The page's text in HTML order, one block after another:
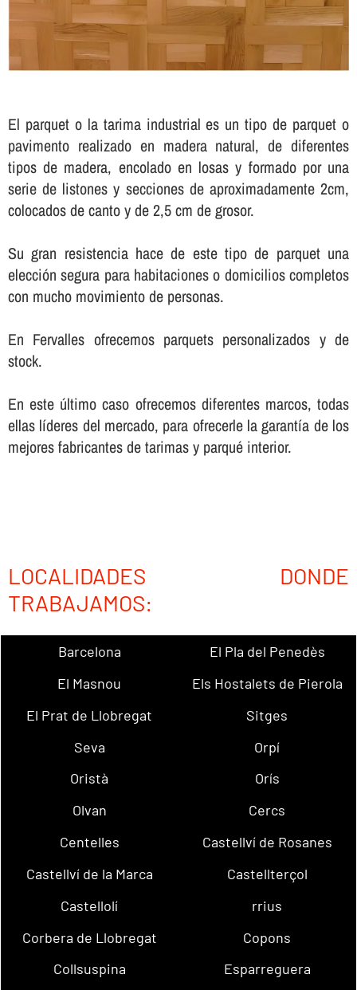
El parquet o la tarima industrial es un tipo de parquet o
pavimento realizado en madera natural, de diferentes
tipos de madera, encolado en losas y formado por una
serie de listones y secciones de aproximadamente 2cm,
colocados de canto y de 2,5 cm de grosor.
Su gran resistencia hace de este tipo de parquet una
elección segura para habitaciones o domicilios completos
con mucho movimiento de personas.
En Fervalles ofrecemos parquets personalizados y de
stock.
En este último caso ofrecemos diferentes marcos, todas
ellas lí­deres del mercado, para ofrecerle la garantí­a de los
mejores fabricantes de tarimas y parqué interior.
LOCALIDADES DONDE
TRABAJAMOS:
Barcelona
El Pla del Penedès
El Masnou
Els Hostalets de Pierola
El Prat de Llobregat
Sitges
Seva
Orpí
Oristà
Orís
Olvan
Cercs
Centelles
Castellví de Rosanes
Castellví de la Marca
Castellterçol
Castellolí
rrius
Corbera de Llobregat
Copons
Collsuspina
Esparreguera